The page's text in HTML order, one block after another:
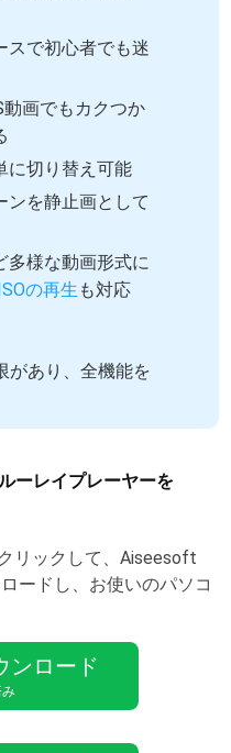
スで初心者でも迷
画でもカクつか
に切り替え可能
ンを静止画として
多様な動画形式に
ISOの再生 も対応
があり、全機能を
ーレイプレーヤーを
リックして、Aiseesoft
ードし、お使いのパソコ
ンロード